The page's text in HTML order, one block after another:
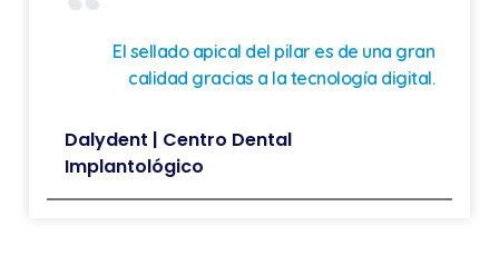
El sellado apical del pilar es de una gran
calidad gracias a la tecnología digital.
Dalydent | Centro Dental
Implantológico